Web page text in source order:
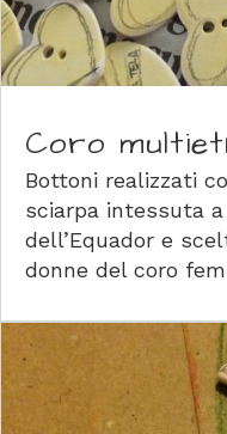
Coro
Bottoni realizzati
sciarpa intessuta
dell’Equador e
donne del coro